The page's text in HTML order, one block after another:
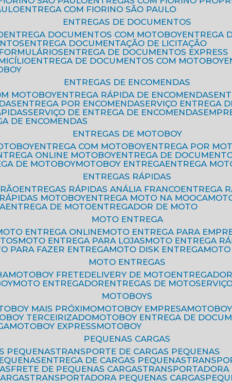
ENTREGA COM FIORINO SÃO PAULO
ENTREGAS DE DOCUMENTOS
ENTREGA DOCUMENTOS COM MOTOBOY
ENTREGA
ENTREGA DOCUMENTAÇÃO DE LICITAÇÃO
ENTREGA DE DOCUMENTOS EXPRESS
ENTREGA DE DOCUMENTOS COM MOTOBOY
ENTREGAS DE ENCOMENDAS
MOTOBOY
ENTREGA RÁPIDA DE ENCOMENDAS
ENTREGA POR ENCOMENDA
SERVIÇO ENTREGA
SERVIÇO DE ENTREGA DE ENCOMENDAS
DE ENCOMENDAS
ENTREGAS DE MOTOBOY
ENTREGA COM MOTOBOY ENTREGA POR
ONLINE MOTOBOY
ENTREGA DE
DE MOTOBOY MOTOBOY ENTREGA
ENTREGA
ENTREGAS RÁPIDAS
ENTREGAS RÁPIDAS ANÁLIA FRANCO
ENTREGA
RÁPIDAS MOTOBOY ENTREGA MOTO NA MOOCA
ENTREGA DE MOTO
ENTREGADOR DE MOTO
MOTO ENTREGA
MOTO ENTREGA ONLINE
MOTO ENTREGA PARA
MOTO ENTREGA PARA LOJAS MOTO ENTREGA
PARA FAZER ENTREGA MOTO DISK ENTREGA
MOTO ENTREGAS
MOTOBOY FRETE DELIVERY DE MOTO
MOTO ENTREGADOR ENTREGAS DE MOTO
MOTOBOYS
MAIS PRÓXIMO MOTOBOY EMPRESA
TERCEIRIZADO MOTOBOY ENTREGA DE
MOTOBOY EXPRESS
MOTOBOY
PEQUENAS CARGAS
PEQUENAS
TRANSPORTE DE CARGAS PEQUENAS
ENTREGA DE CARGAS PEQUENAS
FRETE DE PEQUENAS CARGAS
TRANSPORTADORA PEQUENAS CARGAS